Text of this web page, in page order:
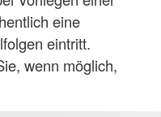
eine
eintritt.
wenn möglich,